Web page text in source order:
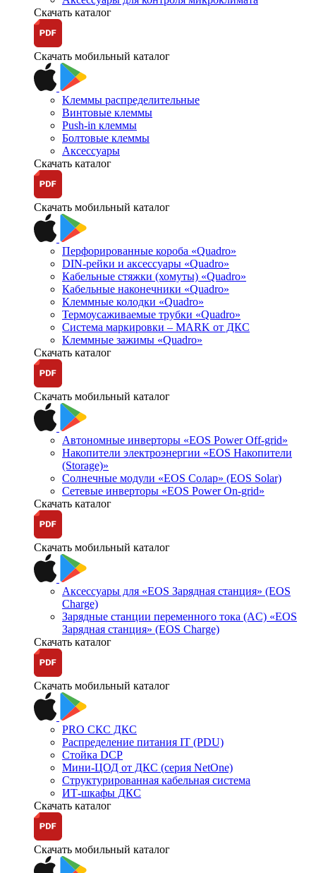
Скачать каталог
Скачать мобильный каталог
Клеммы распределительные
Винтовые клеммы
Push-in клеммы
Болтовые клеммы
Аксессуары
Скачать каталог
Скачать мобильный каталог
Перфорированные короба «Quadro»
DIN-рейки и аксессуары «Quadro»
Кабельные стяжки (хомуты) «Quadro»
Кабельные наконечники «Quadro»
Клеммные колодки «Quadro»
Термоусаживаемые трубки «Quadro»
Система маркировки – MARK от ДКС
Клеммные зажимы «Quadro»
Скачать каталог
Скачать мобильный каталог
Автономные инверторы «EOS Power Off-grid»
Накопители электроэнергии «EOS Накопители
(Storage)»
Солнечные модули «EOS Солар» (EOS Solar)
Сетевые инверторы «EOS Power On-grid»
Скачать каталог
Скачать мобильный каталог
Аксессуары для «EOS Зарядная станция» (EOS
Charge)
Зарядные станции переменного тока (AC) «EOS
Зарядная станция» (EOS Charge)
Скачать каталог
Скачать мобильный каталог
PRO СКС ДКС
Распределение питания IT (PDU)
Стойка DCP
Мини-ЦОД от ДКС (серия NetOne)
Структурированная кабельная система
ИТ-шкафы ДКС
Скачать каталог
Скачать мобильный каталог